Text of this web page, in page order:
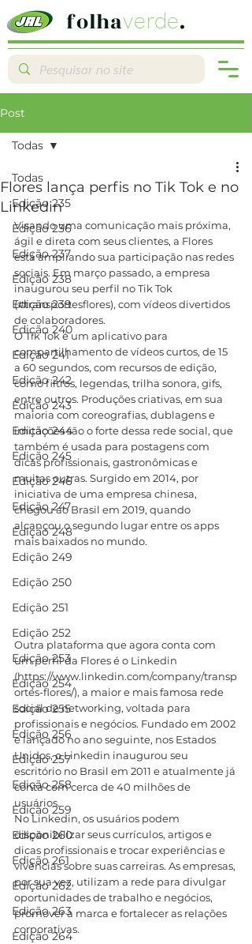
folhaverde.
Post
Todas
Edição 235
Edição 236
Edição 237
Edição 238
Edição 239
Edição 240
Edição 241
Edição 242
Edição 243
Edição 244
Edição 245
Edição 246
Edição 247
Edição 248
Edição 249
Edição 250
Edição 251
Edição 252
Edição 253
Edição 254
Edição 255
Edição 256
Edição 257
Edição 258
Edição 259
Edição 260
Edição 261
Edição 262
Edição 263
Edição 264
Todas
Flores lança perfis no Tik Tok e no
Linkedin
Visando uma comunicação mais próxima,
ágil e direta com seus clientes, a Flores
está ampliando sua participação nas redes
sociais. Em março passado, a empresa
inaugurou seu perfil no Tik Tok
(#transportesflores), com vídeos divertidos
de colaboradores.
O Tik Tok é um aplicativo para
compartilhamento de vídeos curtos, de 15
a 60 segundos, com recursos de edição,
como filtros, legendas, trilha sonora, gifs,
entre outros. Produções criativas, em sua
maioria com coreografias, dublagens e
imitações são o forte dessa rede social, que
também é usada para postagens com
dicas profissionais, gastronômicas e
muitas outras. Surgido em 2014, por
iniciativa de uma empresa chinesa,
chegou ao Brasil em 2019, quando
alcançou o segundo lugar entre os apps
mais baixados no mundo.
Outra plataforma que agora conta com
um perfil da Flores é o Linkedin
(https://www.linkedin.com/company/transp
ortes-flores/), a maior e mais famosa rede
social de networking, voltada para
profissionais e negócios. Fundado em 2002
e lançado no ano seguinte, nos Estados
Unidos, o Linkedin inaugurou seu
escritório no Brasil em 2011 e atualmente já
conta com cerca de 40 milhões de
usuários.
No Linkedin, os usuários podem
disponibilizar seus currículos, artigos e
dicas profissionais e trocar experiências e
vivências sobre suas carreiras. As empresas,
por sua vez, utilizam a rede para divulgar
oportunidades de trabalho e negócios,
promover a marca e fortalecer as relações
corporativas.